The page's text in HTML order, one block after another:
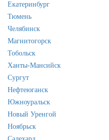
Екатеринбург
Тюмень
Челябинск
Магнитогорск
Тобольск
Ханты-Мансийск
Сургут
Нефтеюганск
Южноуральск
Новый Уренгой
Ноябрьск